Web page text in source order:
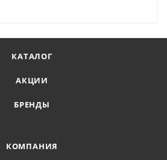
КАТАЛОГ
АКЦИИ
БРЕНДЫ
КОМПАНИЯ